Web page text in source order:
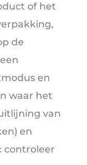
of het
de
en
waar het
van
en
controleer